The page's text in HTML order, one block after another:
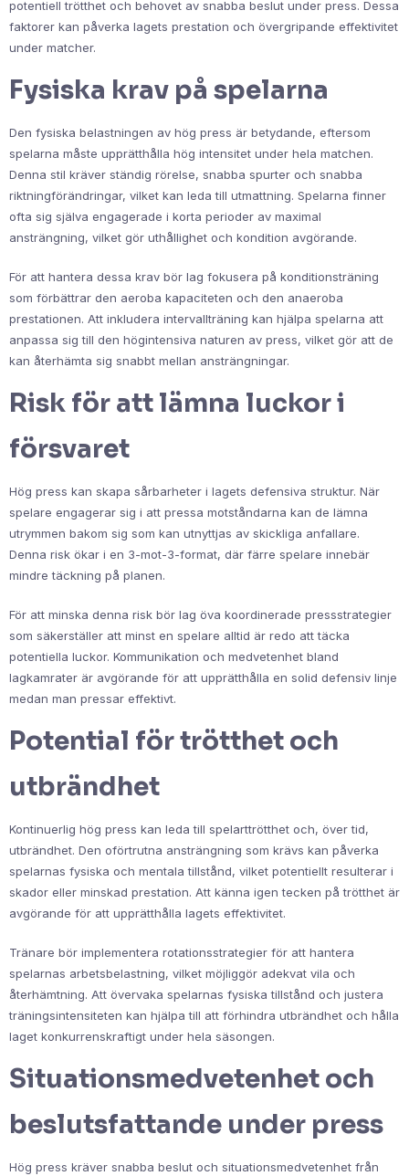
potentiell trötthet och behovet av snabba beslut under press. Dessa
faktorer kan påverka lagets prestation och övergripande effektivitet
under matcher.
Fysiska krav på spelarna
Den fysiska belastningen av hög press är betydande, eftersom
spelarna måste upprätthålla hög intensitet under hela matchen.
Denna stil kräver ständig rörelse, snabba spurter och snabba
riktningförändringar, vilket kan leda till utmattning. Spelarna finner
ofta sig själva engagerade i korta perioder av maximal
ansträngning, vilket gör uthållighet och kondition avgörande.
För att hantera dessa krav bör lag fokusera på konditionsträning
som förbättrar den aeroba kapaciteten och den anaeroba
prestationen. Att inkludera intervallträning kan hjälpa spelarna att
anpassa sig till den högintensiva naturen av press, vilket gör att de
kan återhämta sig snabbt mellan ansträngningar.
Risk för att lämna luckor i
försvaret
Hög press kan skapa sårbarheter i lagets defensiva struktur. När
spelare engagerar sig i att pressa motståndarna kan de lämna
utrymmen bakom sig som kan utnyttjas av skickliga anfallare.
Denna risk ökar i en 3-mot-3-format, där färre spelare innebär
mindre täckning på planen.
För att minska denna risk bör lag öva koordinerade pressstrategier
som säkerställer att minst en spelare alltid är redo att täcka
potentiella luckor. Kommunikation och medvetenhet bland
lagkamrater är avgörande för att upprätthålla en solid defensiv linje
medan man pressar effektivt.
Potential för trötthet och
utbrändhet
Kontinuerlig hög press kan leda till spelarttrötthet och, över tid,
utbrändhet. Den oförtrutna ansträngning som krävs kan påverka
spelarnas fysiska och mentala tillstånd, vilket potentiellt resulterar i
skador eller minskad prestation. Att känna igen tecken på trötthet är
avgörande för att upprätthålla lagets effektivitet.
Tränare bör implementera rotationsstrategier för att hantera
spelarnas arbetsbelastning, vilket möjliggör adekvat vila och
återhämtning. Att övervaka spelarnas fysiska tillstånd och justera
träningsintensiteten kan hjälpa till att förhindra utbrändhet och hålla
laget konkurrenskraftigt under hela säsongen.
Situationsmedvetenhet och
beslutsfattande under press
Hög press kräver snabba beslut och situationsmedvetenhet från